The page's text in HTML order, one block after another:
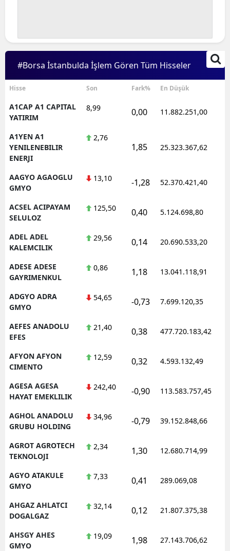
#Borsa İstanbulda İşlem Gören Tüm Hisseler
Hisse Son Fark% En Düşük
A1CAP A1 CAPITAL
YATIRIM
8,99 0,00 11.882.251,00
A1YEN A1
YENILENEBILIR
ENERJI
2,76
1,85 25.323.367,62
AAGYO AGAOGLU
GMYO
13,10 -1,28 52.370.421,40
ACSEL ACIPAYAM
SELULOZ
125,50 0,40 5.124.698,80
ADEL ADEL
KALEMCILIK
29,56 0,14 20.690.533,20
ADESE ADESE
GAYRIMENKUL
0,86 1,18 13.041.118,91
ADGYO ADRA
GMYO
54,65 -0,73 7.699.120,35
AEFES ANADOLU
EFES
21,40 0,38 477.720.183,42
AFYON AFYON
CIMENTO
12,59 0,32 4.593.132,49
AGESA AGESA
HAYAT EMEKLILIK
242,40 -0,90 113.583.757,45
AGHOL ANADOLU
GRUBU HOLDING
34,96 -0,79 39.152.848,66
AGROT AGROTECH
TEKNOLOJI
2,34 1,30 12.680.714,99
AGYO ATAKULE
GMYO
7,33 0,41 289.069,08
AHGAZ AHLATCI
DOGALGAZ
32,14 0,12 21.807.375,38
AHSGY AHES
GMYO
19,09 1,98 27.143.706,62